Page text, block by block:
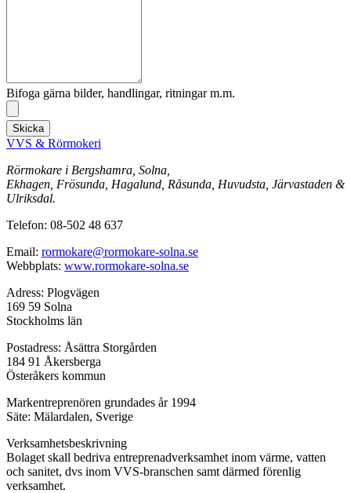
Bifoga gärna bilder, handlingar, ritningar m.m.
Skicka
VVS & Rörmokeri
Rörmokare i Bergshamra, Solna,
Ekhagen, Frösunda, Hagalund, Råsunda, Huvudsta, Järvastaden &
Ulriksdal.
Telefon: 08-502 48 637
Email: rormokare@rormokare-solna.se
Webbplats: www.rormokare-solna.se
Adress: Plogvägen
169 59 Solna
Stockholms län
Postadress: Åsättra Storgården
184 91 Åkersberga
Österåkers kommun
Markentreprenören grundades år 1994
Säte: Mälardalen, Sverige
Verksamhetsbeskrivning
Bolaget skall bedriva entreprenadverksamhet inom värme, vatten
och sanitet, dvs inom VVS-branschen samt därmed förenlig
verksamhet.